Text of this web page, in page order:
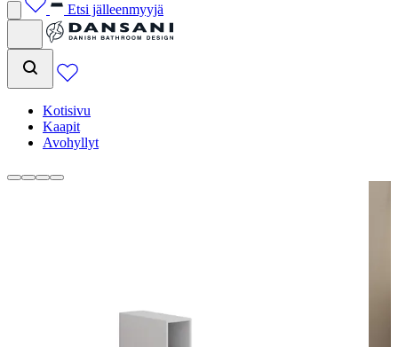
Etsi jälleenmyyjä
Kotisivu
Kaapit
Avohyllyt